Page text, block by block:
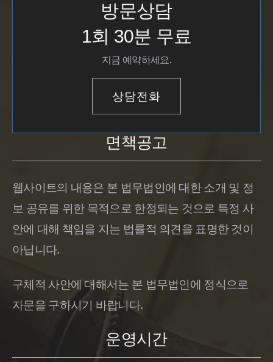
면책공고
웹사이트의 내용은 본 법무법인에 대한 소개 및 정
보 공유를 위한 목적으로 한정되는 것으로 특정 사
안에 대해 책임을 지는 법률적 의견을 표명한 것이
아닙니다.
구체적 사안에 대해서는 본 법무법인에 정식으로
자문을 구하시기 바랍니다.
방문상담
1회 30분 무료
지금 예약하세요.
상담전화
운영시간